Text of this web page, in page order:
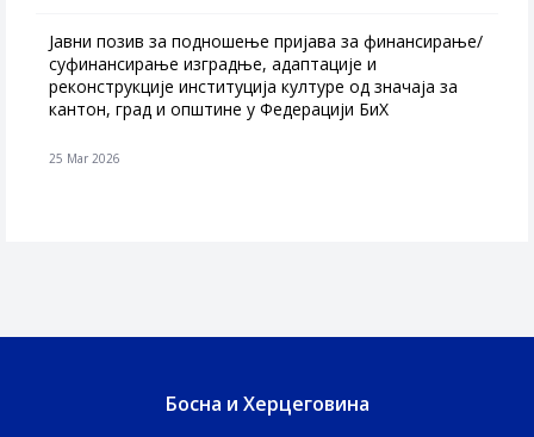
Јавни позив за подношење пријава за финансирање/
суфинансирање изградње, адаптације и
реконструкције институција културе од значаја за
кантон, град и општине у Федерацији БиХ
25 Mar 2026
Босна и Херцеговина